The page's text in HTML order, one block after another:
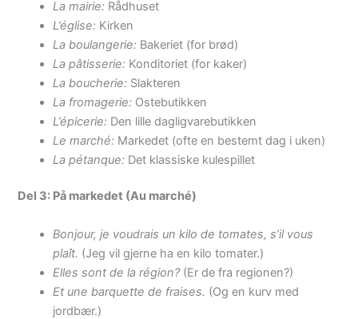
La mairie: Rådhuset
L’église: Kirken
La boulangerie: Bakeriet (for brød)
La pâtisserie: Konditoriet (for kaker)
La boucherie: Slakteren
La fromagerie: Ostebutikken
L’épicerie: Den lille dagligvarebutikken
Le marché: Markedet (ofte en bestemt dag i uken)
La pétanque: Det klassiske kulespillet
Del 3: På markedet (Au marché)
Bonjour, je voudrais un kilo de tomates, s’il vous
plaît. (Jeg vil gjerne ha en kilo tomater.)
Elles sont de la région?(Er de fra regionen?)
Et une barquette de fraises. (Og en kurv med
jordbær.)